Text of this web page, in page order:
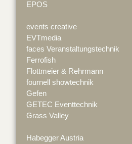
EPOS
events creative
EVTmedia
faces Veranstaltungstechnik
Ferrofish
Flottmeier & Rehrmann
fournell showtechnik
Gefen
GETEC Eventtechnik
Grass Valley
Habegger Austria